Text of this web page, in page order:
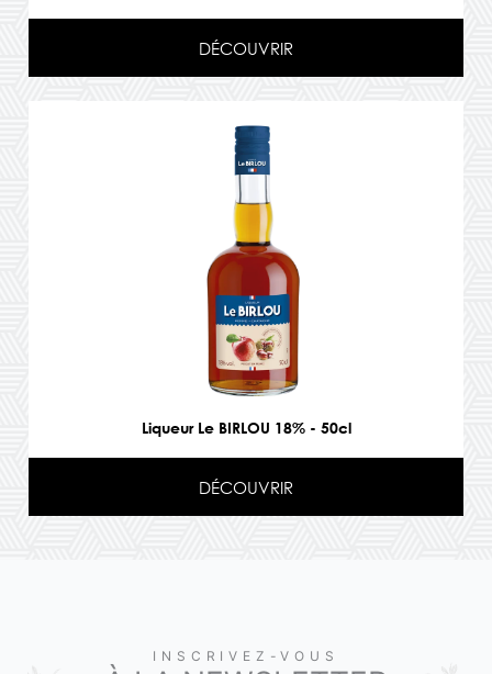
DÉCOUVRIR
Liqueur Le BIRLOU 18% - 50cl
DÉCOUVRIR
INSCRIVEZ-VOUS